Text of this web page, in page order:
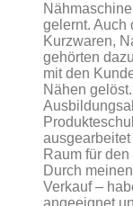
gelernt. Auch
Kurzwaren,
gehörten
mit den
Nähen
Raum für
Durch
Verkauf –
angeeignet